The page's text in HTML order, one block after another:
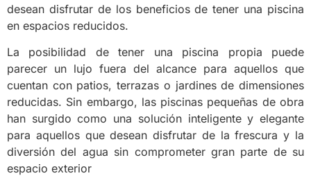
desean disfrutar de los beneficios de tener una piscina
en espacios reducidos.
La posibilidad de tener una piscina propia puede
parecer un lujo fuera del alcance para aquellos que
cuentan con patios, terrazas o jardines de dimensiones
reducidas. Sin embargo, las piscinas pequeñas de obra
han surgido como una solución inteligente y elegante
para aquellos que desean disfrutar de la frescura y la
diversión del agua sin comprometer gran parte de su
espacio exterior